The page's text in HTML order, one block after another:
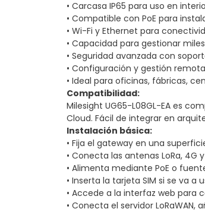
• Carcasa IP65 para uso en
• Compatible con PoE para
• Wi-Fi y Ethernet para
• Capacidad para gestionar
• Seguridad avanzada con
• Configuración y gestión
• Ideal para oficinas, fábricas,
Compatibilidad:
Milesight UG65-L08GL-EA es
Cloud. Fácil de integrar en
Instalación básica:
• Fija el gateway en una
• Conecta las antenas LoRa,
• Alimenta mediante PoE o
• Inserta la tarjeta SIM si se va a
• Accede a la interfaz web para
• Conecta el servidor